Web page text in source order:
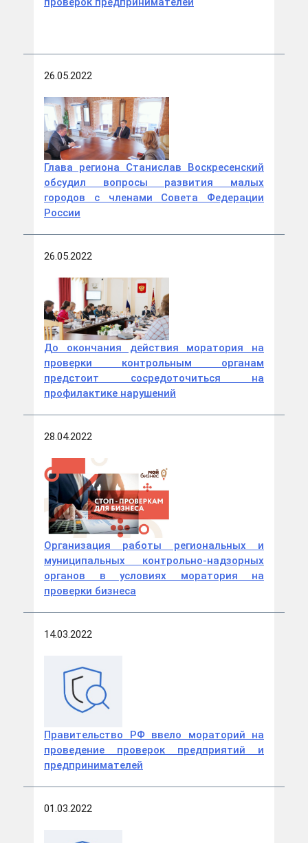
26.05.2022
Глава региона Станислав Воскресенский
обсудил вопросы развития малых
городов с членами Совета Федерации
России
26.05.2022
До окончания действия моратория на
проверки контрольным органам
предстоит сосредоточиться на
профилактике нарушений
28.04.2022
Организация работы региональных и
муниципальных контрольно-надзорных
органов в условиях моратория на
проверки бизнеса
14.03.2022
Правительство РФ ввело мораторий на
проведение проверок предприятий и
предпринимателей
01.03.2022